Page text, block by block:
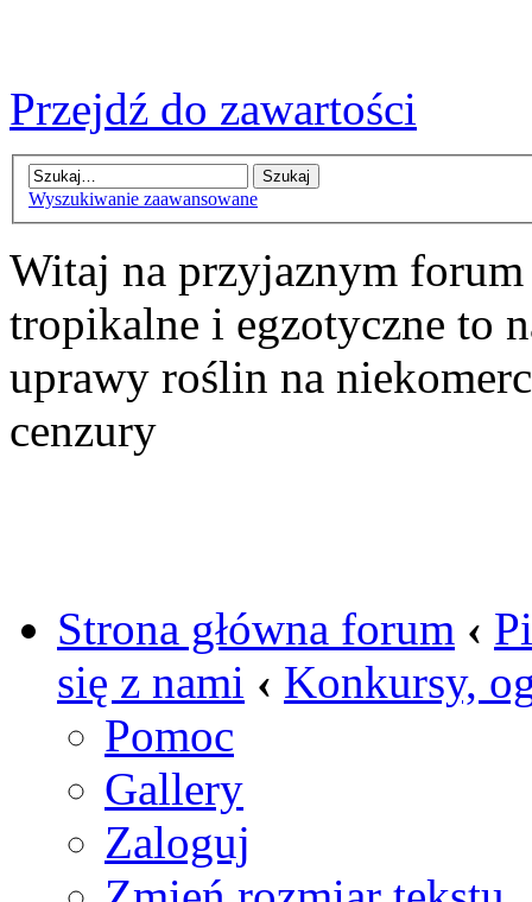
Przejdź do zawartości
Wyszukiwanie zaawansowane
Witaj na przyjaznym
tropikalne i egzotyczne to
uprawy roślin na
cenzury
Strona główna forum ‹
się z nami ‹ Konkursy,
Pomoc
Gallery
Zaloguj